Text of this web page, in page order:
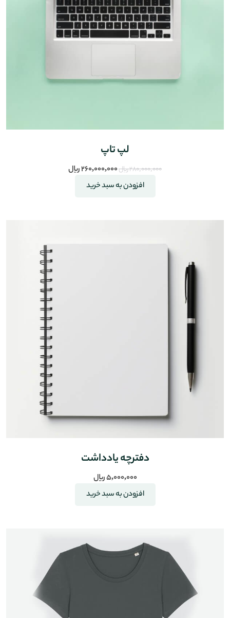
لپ تاپ
280,000,000﷼260,000,000﷼
افزودن به سبد خرید
دفترچه یادداشت
5,000,000﷼
افزودن به سبد خرید